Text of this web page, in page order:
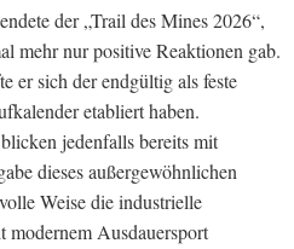
der „Trail des Mines 2026“,
mehr nur positive Reaktionen gab.
er sich der endgültig als feste
etabliert haben.
jedenfalls bereits mit
dieses außergewöhnlichen
Weise die industrielle
Ausdauersport